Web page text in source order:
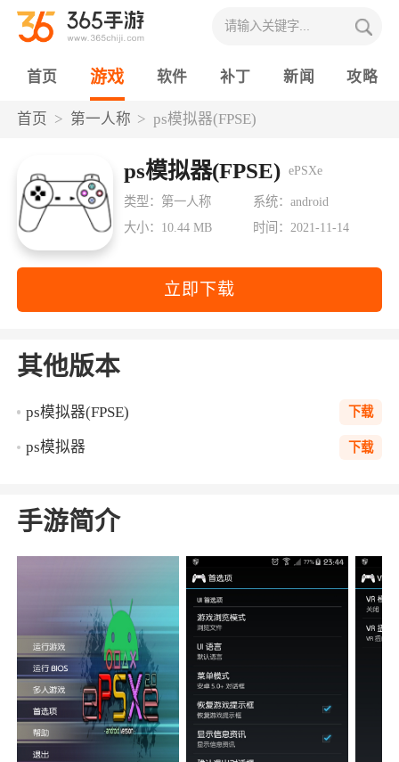
首页 游戏 软件 补丁 新闻 攻略
首页 第一人称 ps模拟器(FPSE)
ps模拟器(FPSE) ePSXe
类型：第一人称
系统：android
大小：10.44 MB
时间：2021-11-14
立即下载
其他版本
ps模拟器(FPSE) 下载
ps模拟器 下载
手游简介